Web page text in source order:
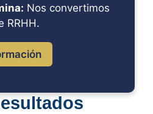
Nos convertimos
RRHH.